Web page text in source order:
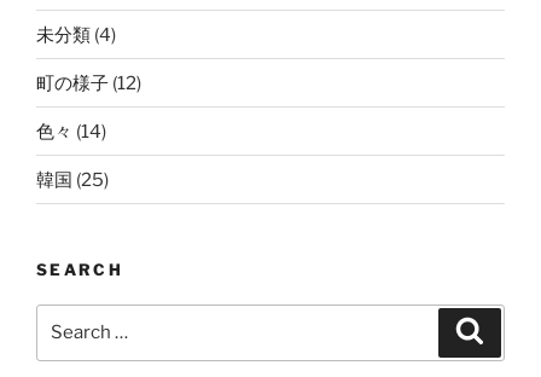
未分類 (4)
町の様子 (12)
色々 (14)
韓国 (25)
SEARCH